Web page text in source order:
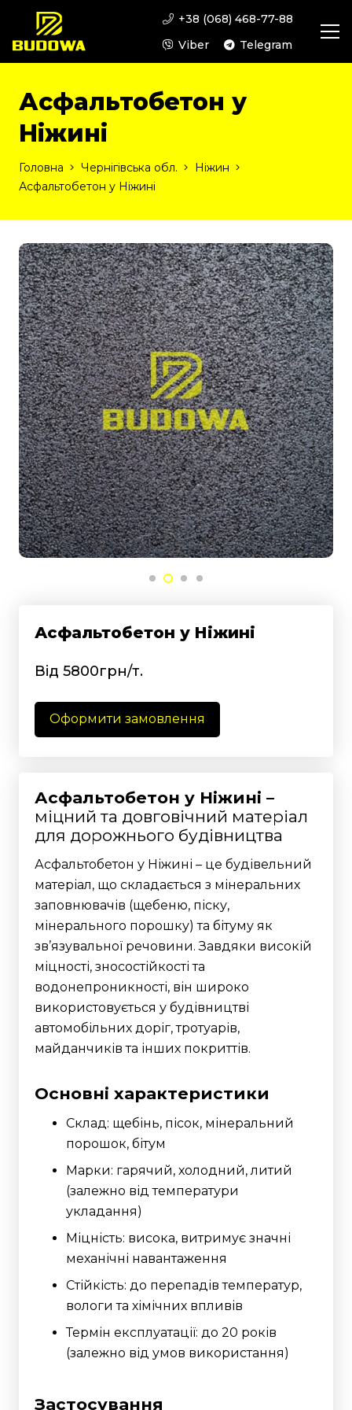
+38 (068) 468-77-88
Viber
Telegram
Асфальтобетон у
Ніжині
Головна Чернігівська обл.
Ніжин
Асфальтобетон у Ніжині
Асфальтобетон у Ніжині
Від 5800грн/т.
Оформити замовлення
Асфальтобетон у Ніжині –
міцний та довговічний матеріал
для дорожнього будівництва
Асфальтобетон у Ніжині – це будівельний
матеріал, що складається з мінеральних
заповнювачів (щебеню, піску,
мінерального порошку) та бітуму як
зв’язувальної речовини. Завдяки високій
міцності, зносостійкості та
водонепроникності, він широко
використовується у будівництві
автомобільних доріг, тротуарів,
майданчиків та інших покриттів.
Основні характеристики
Склад: щебінь, пісок, мінеральний
порошок, бітум
Марки: гарячий, холодний, литий
(залежно від температури
укладання)
Міцність: висока, витримує значні
механічні навантаження
Стійкість: до перепадів температур,
вологи та хімічних впливів
Термін експлуатації: до 20 років
(залежно від умов використання)
Застосування